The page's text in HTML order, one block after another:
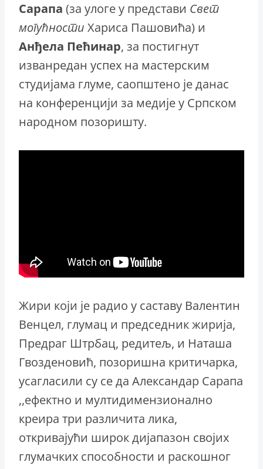
Сарапа (за улоге у представи Свет
могућности Хариса Пашовића) и
Анђела Пећинар, за постигнут
изванредан успех на мастерским
студијама глуме, саопштено је данас
на конференцији за медије у Српском
народном позоришту.
Жири који је радио у саставу Валентин
Венцел, глумац и председник жирија,
Предраг Штрбац, редитељ, и Наташа
Гвозденовић, позоришна критичарка,
усагласили су се да Александар Сарапа
,,ефектно и мултидимензионално
креира три различита лика,
откривајући широк дијапазон својих
глумачких способности и раскошног